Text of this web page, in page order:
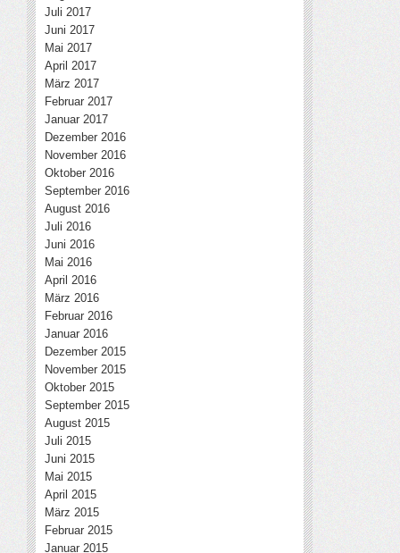
Juli 2017
Juni 2017
Mai 2017
April 2017
März 2017
Februar 2017
Januar 2017
Dezember 2016
November 2016
Oktober 2016
September 2016
August 2016
Juli 2016
Juni 2016
Mai 2016
April 2016
März 2016
Februar 2016
Januar 2016
Dezember 2015
November 2015
Oktober 2015
September 2015
August 2015
Juli 2015
Juni 2015
Mai 2015
April 2015
März 2015
Februar 2015
Januar 2015